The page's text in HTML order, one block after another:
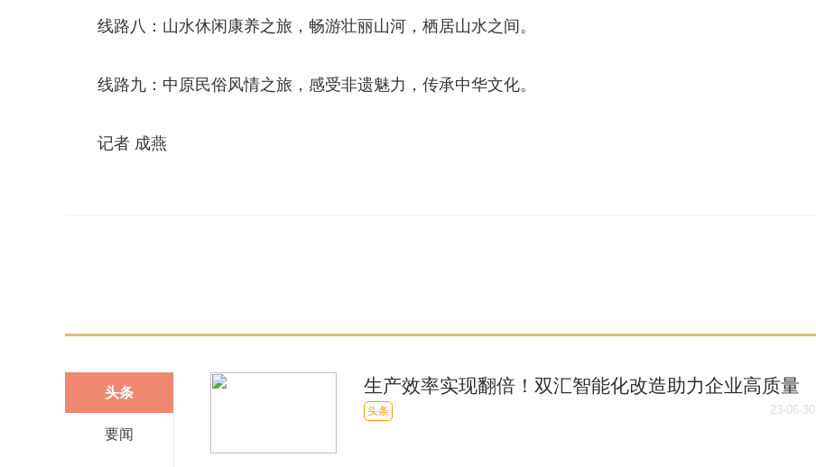
线路八：山水休闲康养之旅，畅游壮丽山河，栖居山水之间。
线路九：中原民俗风情之旅，感受非遗魅力，传承中华文化。
记者 成燕
头条
要闻
生产效率实现翻倍！双汇智能化改造助力企业高质量
发展-要闻速递
头条 23-06-30